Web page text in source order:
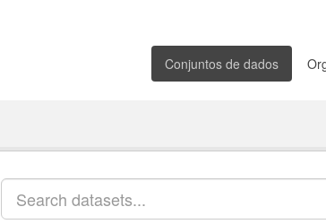
Conjuntos de dados